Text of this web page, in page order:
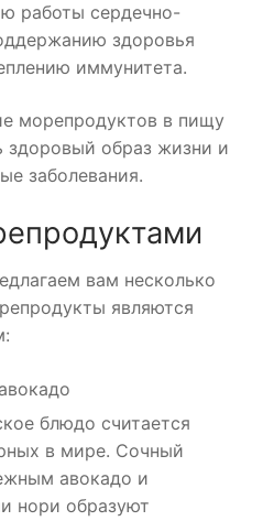
работы сердечно-
здоровья
иммунитета.
морепродуктов в пищу
здоровый образ жизни и
заболевания.
вам несколько
являются
блюдо считается
в мире. Сочный
авокадо и
нори образуют